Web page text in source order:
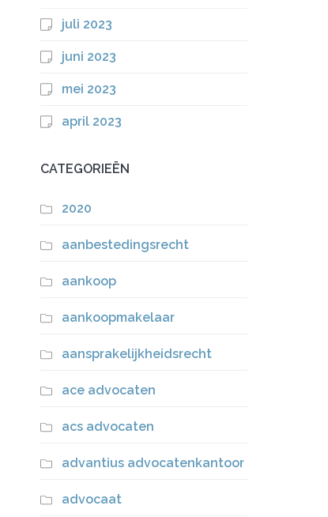
juli 2023
juni 2023
mei 2023
april 2023
CATEGORIEËN
2020
aanbestedingsrecht
aankoop
aankoopmakelaar
aansprakelijkheidsrecht
ace advocaten
acs advocaten
advantius advocatenkantoor
advocaat